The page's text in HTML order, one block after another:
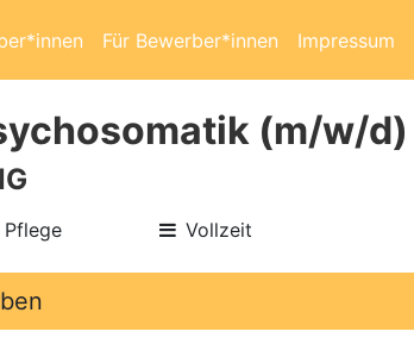
Für Bewerber*innen Impressum
(m/w/d)
Pflege Vollzeit